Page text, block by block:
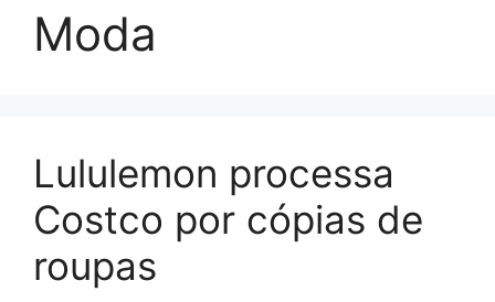
Moda
Lululemon processa
Costco por cópias de
roupas